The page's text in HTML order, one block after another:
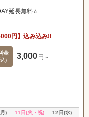
延長無料⭐️
円】込み込み‼️
金
) 3,000 円～
) 11日(火・祝) 12日(水)